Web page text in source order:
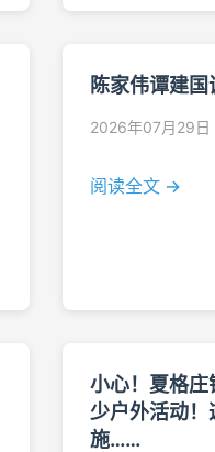
陈家伟谭建
2026年07月29日
阅读全文 →
小心！夏格庄
少户外活动
施……